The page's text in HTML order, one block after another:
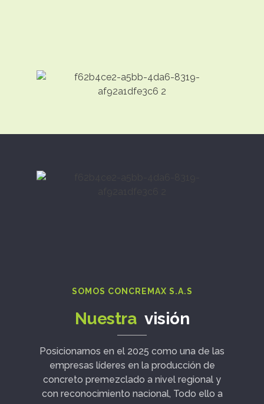
SOMOS CONCREMAX S.A.S
Nuestra visión
Posicionarnos en el 2025 como una de las
empresas líderes en la producción de
concreto premezclado a nivel regional y
con reconocimiento nacional, Todo ello a